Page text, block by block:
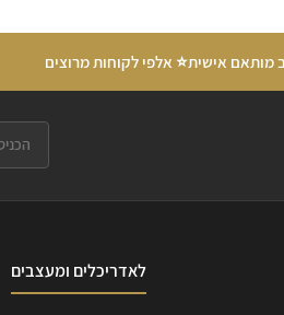
מותאם אישית⭐ אלפי לקוחות מרוצים
לאדריכלים ומעצבים